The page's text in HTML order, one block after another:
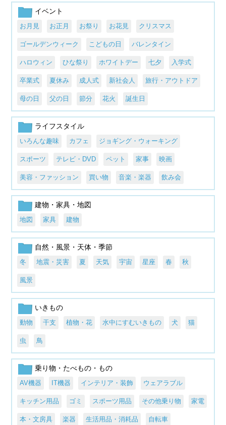
イベント
お月見 お正月 お祭り お花見 クリスマス
ゴールデンウィーク こどもの日 バレンタイン
ハロウィン ひな祭り ホワイトデー 七夕 入学式
卒業式 夏休み 成人式 新社会人 旅行・アウトドア
母の日 父の日 節分 花火 誕生日
ライフスタイル
いろんな趣味 カフェ ジョギング・ウォーキング
スポーツ テレビ・DVD ペット 家事 映画
美容・ファッション 買い物 音楽・楽器 飲み会
建物・家具・地図
地図 家具 建物
自然・風景・天体・季節
冬 地震・災害 夏 天気 宇宙 星座 春 秋
風景
いきもの
動物 干支 植物・花 水中にすむいきもの 犬 猫
虫 鳥
乗り物・たべもの・もの
AV機器 IT機器 インテリア・装飾 ウェアラブル
キッチン用品 ゴミ スポーツ用品 その他乗り物 家電
本・文房具 楽器 生活用品・消耗品 自転車